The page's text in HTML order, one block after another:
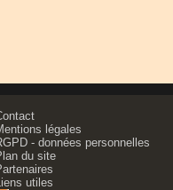
légales
- données personnelles
du site
utiles